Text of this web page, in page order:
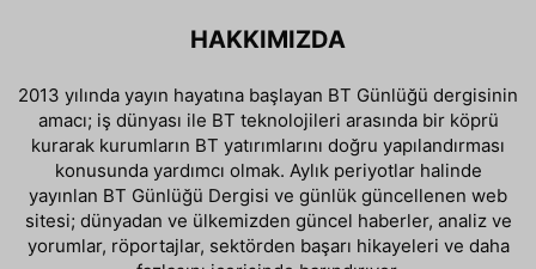
HAKKIMIZDA
2013 yılında yayın hayatına başlayan BT Günlüğü dergisinin
amacı; iş dünyası ile BT teknolojileri arasında bir köprü
kurarak kurumların BT yatırımlarını doğru yapılandırması
konusunda yardımcı olmak. Aylık periyotlar halinde
yayınlan BT Günlüğü Dergisi ve günlük güncellenen web
sitesi; dünyadan ve ülkemizden güncel haberler, analiz ve
yorumlar, röportajlar, sektörden başarı hikayeleri ve daha